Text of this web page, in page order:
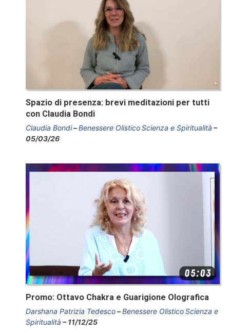
Spazio di presenza: brevi meditazioni per tutti
con Claudia Bondi
Claudia Bondi Benessere OlisticoScienza e Spiritualità
05/03/26
Promo: Ottavo Chakra e Guarigione Olografica
Darshana Patrizia Tedesco Benessere OlisticoScienza e
Spiritualità
11/12/25